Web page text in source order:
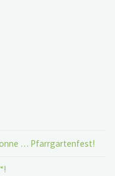
… Pfarrgartenfest!